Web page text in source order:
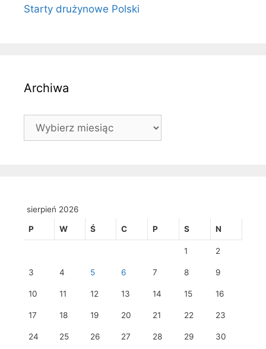
Starty drużynowe Polski
Archiwa
Archiwa
sierpień 2026
P W Ś C P S N
1 2
3 4 5 6 7 8 9
10 11 12 13 14 15 16
17 18 19 20 21 22 23
24 25 26 27 28 29 30